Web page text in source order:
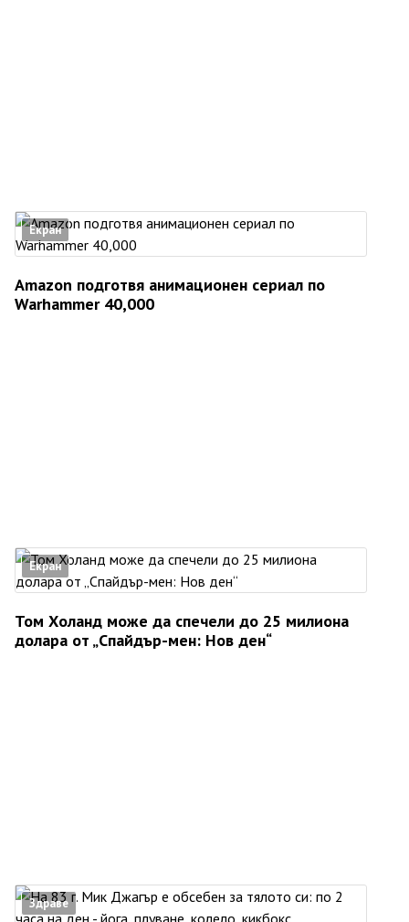
Екран
Amazon подготвя анимационен сериал по
Warhammer 40,000
Екран
Том Холанд може да спечели до 25 милиона
долара от „Спайдър-мен: Нов ден“
Здраве